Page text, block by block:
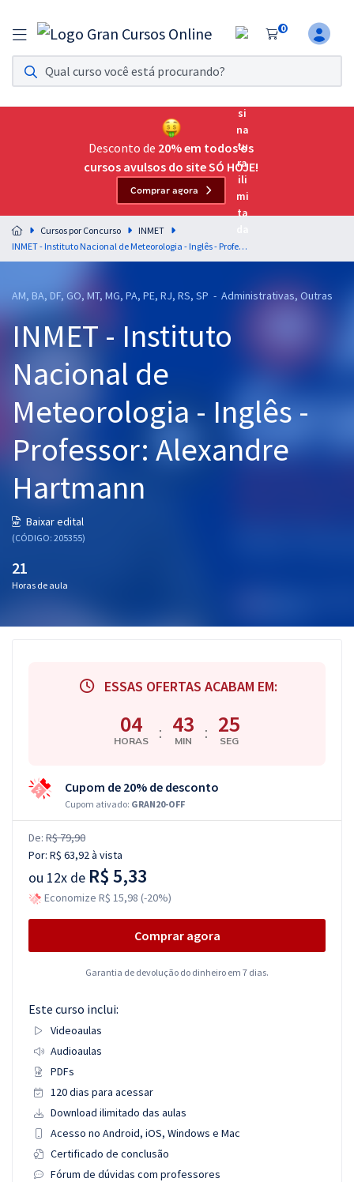
0
Assinatura Ilimitada 11
Acesso a todos os cursos. Teste grátis por 7 dias!
Assinatura OAB Até Passar
Acesso ilimitado a toda preparação para o Exame da
Residências Multiprofissionais
Preparação completa e intensiva para as principais
residências em saúde do Brasil
Cursos 20% OFF
Pós
Graduação
OAB
Questões grátis
Blog
Desconto de 20% em todos os
cursos avulsos do site SÓ HOJE!
Comprar agora
Cursos por Concurso
INMET
INMET - Instituto Nacional de Meteorologia - Inglês - Professor: Alexandre Hartmann
AM, BA, DF, GO, MT, MG, PA, PE, RJ, RS, SP - Administrativas, Outras
INMET - Instituto
Nacional de
Meteorologia - Inglês -
Professor: Alexandre
Hartmann
Baixar edital
(CÓDIGO: 205355)
21
Horas de aula
ESSAS OFERTAS ACABAM EM:
04
HORAS : 43
MIN : 25
SEG
Cupom de 20% de desconto
Cupom ativado: GRAN20-OFF
De: R$ 79,90
Por: R$ 63,92à vista
ou 12x de R$ 5,33
Economize R$ 15,98 (-20%)
Comprar agora
Garantia de devolução do dinheiro em 7 dias.
Este curso inclui:
Videoaulas
Audioaulas
PDFs
120 dias para acessar
Download ilimitado das aulas
Acesso no Android, iOS, Windows e Mac
Certificado de conclusão
Fórum de dúvidas com professores